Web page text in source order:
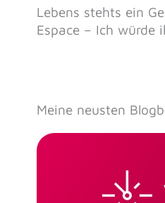
Lebens stehts ein
Espace – Ich würde
Meine neusten